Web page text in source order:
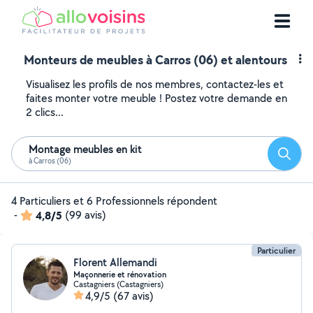
Monteurs de meubles à Carros (06) et alentours
Visualisez les profils de nos membres, contactez-les et
faites monter votre meuble ! Postez votre demande en
2 clics...
Montage meubles en kit
à Carros (06)
4 Particuliers et 6 Professionnels répondent
-
4,8/5 (99 avis)
Particulier
Florent Allemandi
Maçonnerie et rénovation
Castagniers (Castagniers)
4,9/5 (67 avis)